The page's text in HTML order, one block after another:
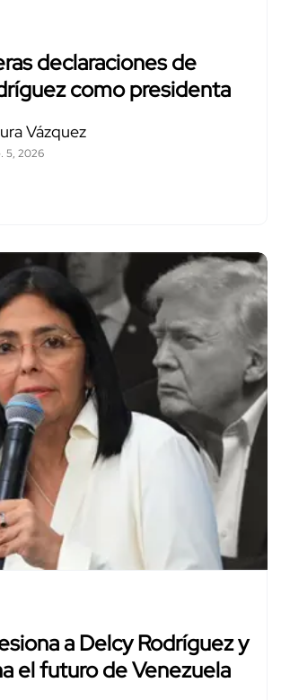
declaraciones de
como presidenta
Vázquez
5, 2026
a Delcy Rodríguez y
el futuro de Venezuela